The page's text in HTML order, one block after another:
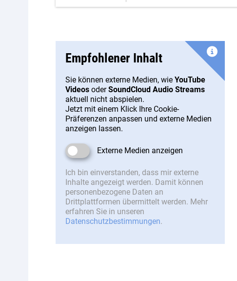
Empfohlener Inhalt
Sie können externe Medien, wie YouTube
Videos oderSoundCloud Audio Streams
aktuell nicht abspielen.
Jetzt mit einem Klick Ihre Cookie-
Präferenzen anpassen und externe Medien
anzeigen lassen.
Externe Medien anzeigen
Ich bin einverstanden, dass mir externe
Inhalte angezeigt werden. Damit können
personenbezogene Daten an
Drittplattformen übermittelt werden. Mehr
erfahren Sie in unseren
Datenschutzbestimmungen.